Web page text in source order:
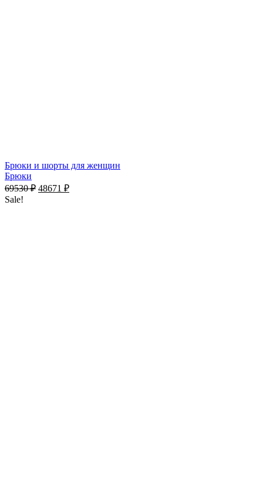
Брюки и шорты для женщин
Брюки
69530₽ 48671 ₽
Sale!